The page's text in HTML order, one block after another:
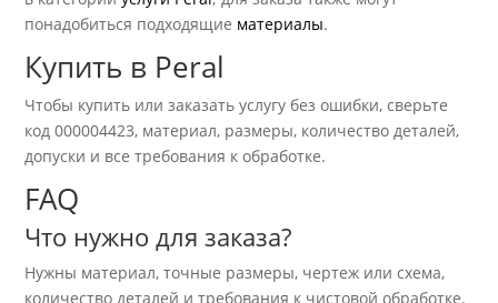
понадобиться подходящие материалы.
Купить в Peral
Чтобы купить или заказать услугу без ошибки, сверьте
код 000004423, материал, размеры, количество деталей,
допуски и все требования к обработке.
FAQ
Что нужно для заказа?
Нужны материал, точные размеры, чертеж или схема,
количество деталей и требования к чистовой обработке.